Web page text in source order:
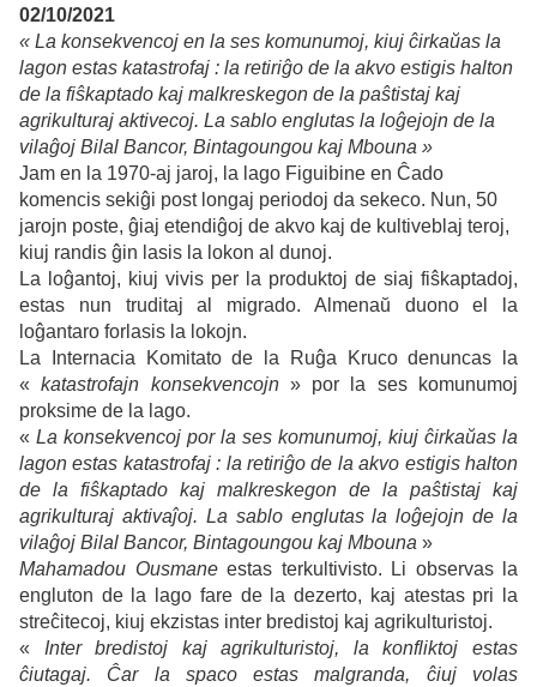
02/10/2021
« La konsekvencoj en la ses komunumoj, kiuj ĉirkaŭas la
lagon estas katastrofaj : la retiriĝo de la akvo estigis halton
de la fiŝkaptado kaj malkreskegon de la paŝtistaj kaj
agrikulturaj aktivecoj. La sablo englutas la loĝejojn de la
vilaĝoj Bilal Bancor, Bintagoungou kaj Mbouna »
Jam en la 1970-aj jaroj, la lago Figuibine en Ĉado
komencis sekiĝi post longaj periodoj da sekeco. Nun, 50
jarojn poste, ĝiaj etendiĝoj de akvo kaj de kultiveblaj teroj,
kiuj randis ĝin lasis la lokon al dunoj.
La loĝantoj, kiuj vivis per la produktoj de siaj fiŝkaptadoj,
estas nun truditaj al migrado. Almenaŭ duono el la
loĝantaro forlasis la lokojn.
La Internacia Komitato de la Ruĝa Kruco denuncas la
«katastrofajn konsekvencojn» por la ses komunumoj
proksime de la lago.
« La konsekvencoj por la ses komunumoj, kiuj ĉirkaŭas la
lagon estas katastrofaj : la retiriĝo de la akvo estigis halton
de la fiŝkaptado kaj malkreskegon de la paŝtistaj kaj
agrikulturaj aktivaĵoj. La sablo englutas la loĝejojn de la
vilaĝoj Bilal Bancor, Bintagoungou kaj Mbouna »
Mahamadou Ousmaneestas terkultivisto. Li observas la
engluton de la lago fare de la dezerto, kaj atestas pri la
streĉitecoj, kiuj ekzistas inter bredistoj kaj agrikulturistoj.
« Inter bredistoj kaj agrikulturistoj, la konfliktoj estas
ĉiutagaj. Ĉar la spaco estas malgranda, ĉiuj volas